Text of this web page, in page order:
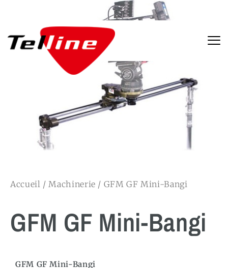
Accueil / Machinerie / GFM GF Mini-Bangi
GFM GF Mini-Bangi
GFM GF Mini-Bangi